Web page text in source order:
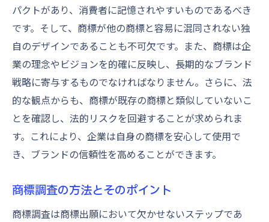
パクトがあり、消費者に記憶されやすいものであるべき
です。そして、商標が他の商標と容易に混同されない独
自のデザインであることも不可欠です。また、商標は企
業の理念やビジョンを的確に反映し、長期的なブランド
戦略に寄与するものでなければなりません。さらに、法
的な観点からも、商標が既存の商標と類似していないこ
とを確認し、法的リスクを回避することが求められま
す。これにより、企業は自身の商標を安心して使用で
き、ブランドの信頼性を高めることができます。
商標調査の方法とそのポイント
商標調査は商標出願において欠かせないステップであ